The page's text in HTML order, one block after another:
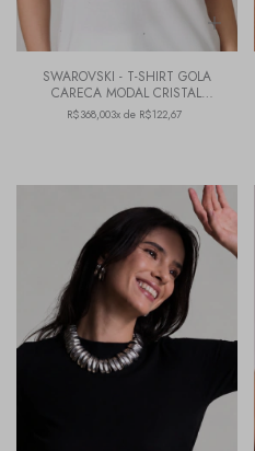
SWAROVSKI - T-SHIRT GOLA
CARECA MODAL CRISTAL
BRANCO
R$368,003x de R$122,67